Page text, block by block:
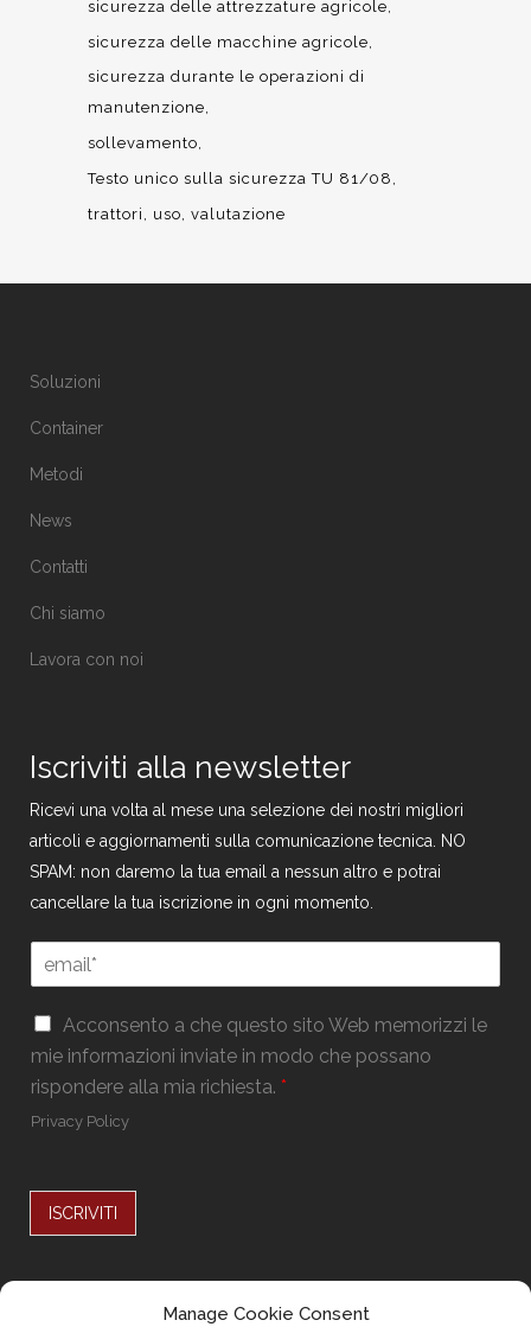
Manage Cookie Consent
sicurezza delle attrezzature agricole
sicurezza delle macchine agricole
sicurezza durante le operazioni di
manutenzione
sollevamento
Testo unico sulla sicurezza TU 81/08
trattori
uso valutazione
Soluzioni
Container
Metodi
News
Contatti
Chi siamo
Lavora con noi
Iscriviti alla newsletter
Ricevi una volta al mese una selezione dei nostri migliori
articoli e aggiornamenti sulla comunicazione tecnica. NO
SPAM: non daremo la tua email a nessun altro e potrai
cancellare la tua iscrizione in ogni momento.
E
m
a
l
E
m
i
m
l
*
G
P
R
*
Acconsento a che questo sito Web memorizzi le
mie informazioni inviate in modo che possano
rispondere alla mia richiesta. *
Privacy Policy
ISCRIVITI
Seguici su